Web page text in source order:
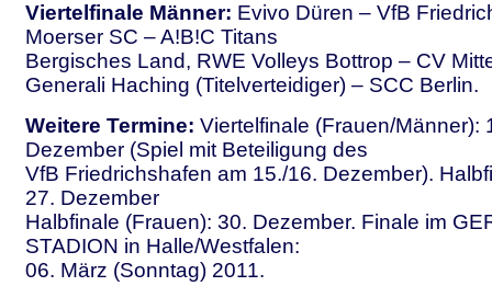
Viertelfinale Männer: Evivo Düren – VfB
Moerser SC – A!B!C Titans
Bergisches Land, RWE Volleys Bottrop – CV
Generali Haching (Titelverteidiger) – SCC Berlin.
Weitere Termine: Viertelfinale (Frauen/Männer):
Dezember (Spiel mit Beteiligung des
VfB Friedrichshafen am 15./16. Dezember).
27. Dezember
Halbfinale (Frauen): 30. Dezember. Finale im
STADION in Halle/Westfalen:
06. März (Sonntag) 2011.